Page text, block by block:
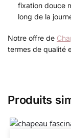
fixation douce
long de la
Notre offre de
termes de qualité
Produits